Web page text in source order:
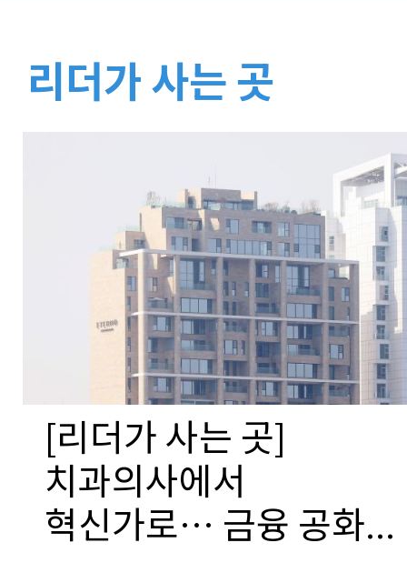
리더가 사는 곳
[리더가 사는 곳]
치과의사에서
혁신가로… 금융 공화...